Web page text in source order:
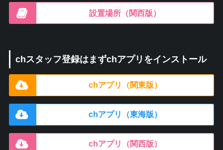
設置場所（関西版）
chスタッフ登録はまずchアプリをインストール
chアプリ（関東版）
chアプリ（東海版）
chアプリ（関西版）